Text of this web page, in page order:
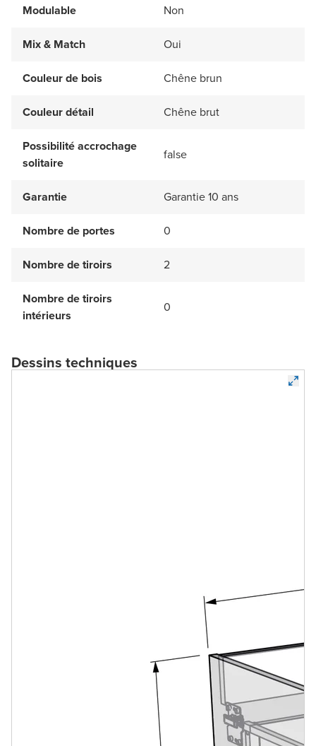
Modulable Non
Mix & Match Oui
Couleur de bois Chêne brun
Couleur détail Chêne brut
Possibilité accrochage
solitaire
false
Garantie Garantie 10 ans
Nombre de portes 0
Nombre de tiroirs 2
Nombre de tiroirs
intérieurs
0
Dessins techniques